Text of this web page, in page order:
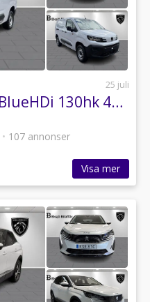
25 juli
Peugeot Partner L2 BlueHDi 130hk 4x4 Automat PLUS *Dragkrok, Värmare*
• 107 annonser
Visa mer